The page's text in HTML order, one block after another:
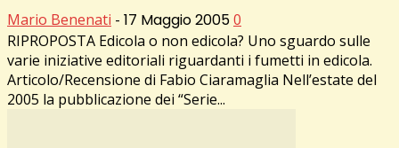
Mario Benenati - 17 Maggio 20050
RIPROPOSTA Edicola o non edicola? Uno sguardo sulle
varie iniziative editoriali riguardanti i fumetti in edicola.
Articolo/Recensione di Fabio Ciaramaglia Nell’estate del
2005 la pubblicazione dei “Serie...